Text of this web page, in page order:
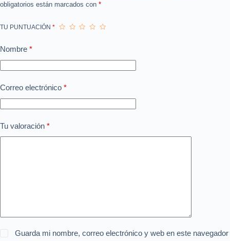
obligatorios están marcados con *
TU PUNTUACIÓN *
Nombre *
Correo electrónico *
Tu valoración *
Guarda mi nombre, correo electrónico y web en este navegador